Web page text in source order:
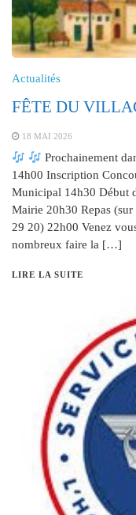
Actualités
FÊTE DU
18 MAI 2026
Prochainement
14h00 Inscription
Municipal 14h30 Début
Mairie 20h30 Repas
29 20) 22h00 Venez
nombreux faire la […]
LIRE LA SUITE